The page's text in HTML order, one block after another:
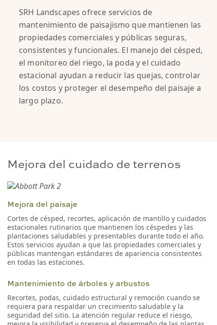
SRH Landscapes ofrece servicios de
mantenimiento de paisajismo que mantienen las
propiedades comerciales y públicas seguras,
consistentes y funcionales. El manejo del césped,
el monitoreo del riego, la poda y el cuidado
estacional ayudan a reducir las quejas, controlar
los costos y proteger el desempeño del paisaje a
largo plazo.
Mejora del cuidado de terrenos
Mejora del paisaje
Cortes de césped, recortes, aplicación de mantillo y cuidados
estacionales rutinarios que mantienen los céspedes y las
plantaciones saludables y presentables durante todo el año.
Estos servicios ayudan a que las propiedades comerciales y
públicas mantengan estándares de apariencia consistentes
en todas las estaciones.
Mantenimiento de árboles y arbustos
Recortes, podas, cuidado estructural y remoción cuando se
requiera para respaldar un crecimiento saludable y la
seguridad del sitio. La atención regular reduce el riesgo,